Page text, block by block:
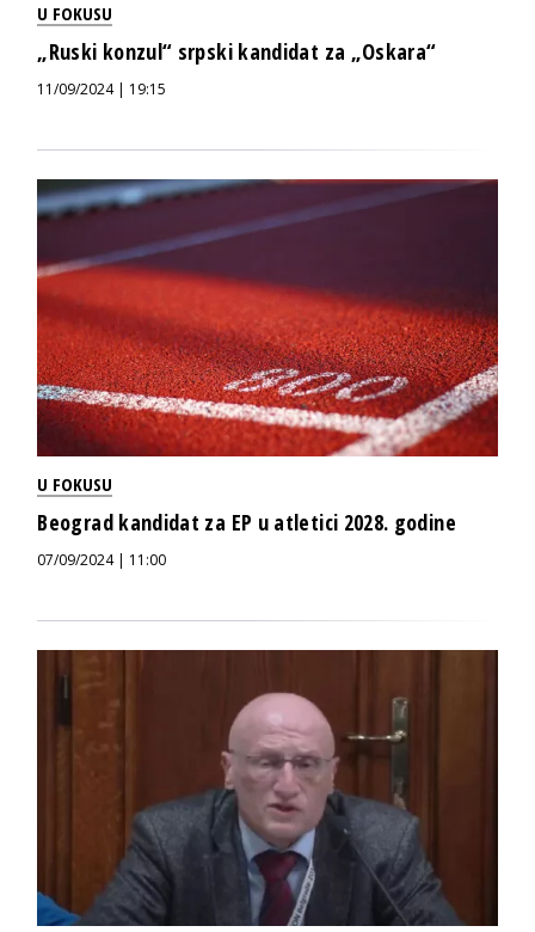
U FOKUSU
„Ruski konzul“ srpski kandidat za „Oskara“
11/09/2024 | 19:15
U FOKUSU
Beograd kandidat za EP u atletici 2028. godine
07/09/2024 | 11:00